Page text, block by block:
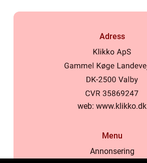
Adress
web: www.klikko.dk
Menu
Annonsering